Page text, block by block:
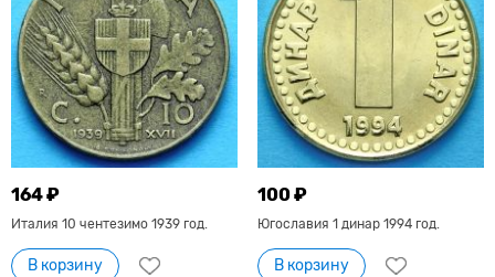
164 ₽
Италия 10 чентезимо 1939 год.
В корзину
100 ₽
Югославия 1 динар 1994 год.
В корзину